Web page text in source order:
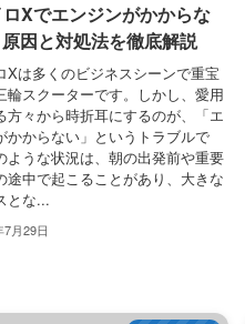
Xでエンジンがかからな
因と対処法を徹底解説
Xは多くのビジネスシーンで重宝
輪スクーターです。しかし、愛用
方々から時折耳にするのが、「エ
かからない」というトラブルで
ような状況は、朝の出発前や重要
途中で起こることがあり、大きな
とな...
7月29日